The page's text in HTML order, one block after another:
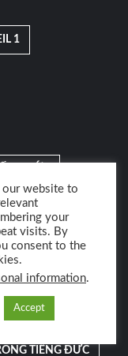
1
NGỮ PHÁP
TIẾNG ĐỨC
website to
your
visits. By
consent to the
information.
Accept